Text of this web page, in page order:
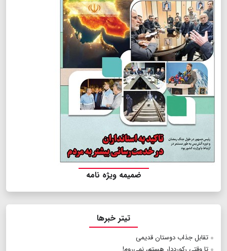
ضمیمه ویژه نامه
تیتر خبرها
تقابل جذاب دوستان قدیمی